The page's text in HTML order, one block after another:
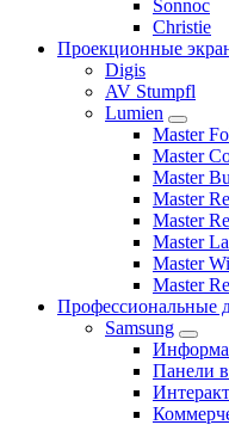
Sonnoc
Сhristie
Проекционные
Digis
AV Stumpfl
Lumien
Master
Master
Master
Master
Master
Master
Master
Master
Профессиональные
Samsung
Панели